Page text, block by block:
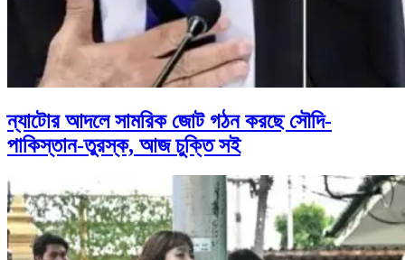
ন্যাটোর আদলে সামরিক জোট গঠন করছে সৌদি-
পাকিস্তান-তুরস্ক, আজ চুক্তি সই